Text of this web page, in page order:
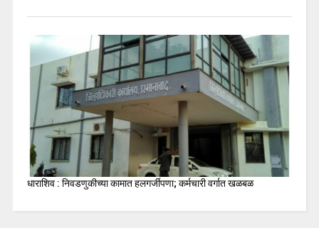
धाराशिव : निवडणुकीच्या कामात हलगर्जीपणा; कर्मचारी वर्गात खळबळ